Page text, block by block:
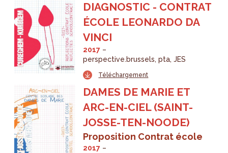
DIAGNOSTIC - CONTRAT
ÉCOLE LEONARDO DA
VINCI
2017
perspective.brussels pta JES
Téléchargement
DAMES DE MARIE ET
ARC-EN-CIEL (SAINT-
JOSSE-TEN-NOODE)
Proposition Contrat école
2017